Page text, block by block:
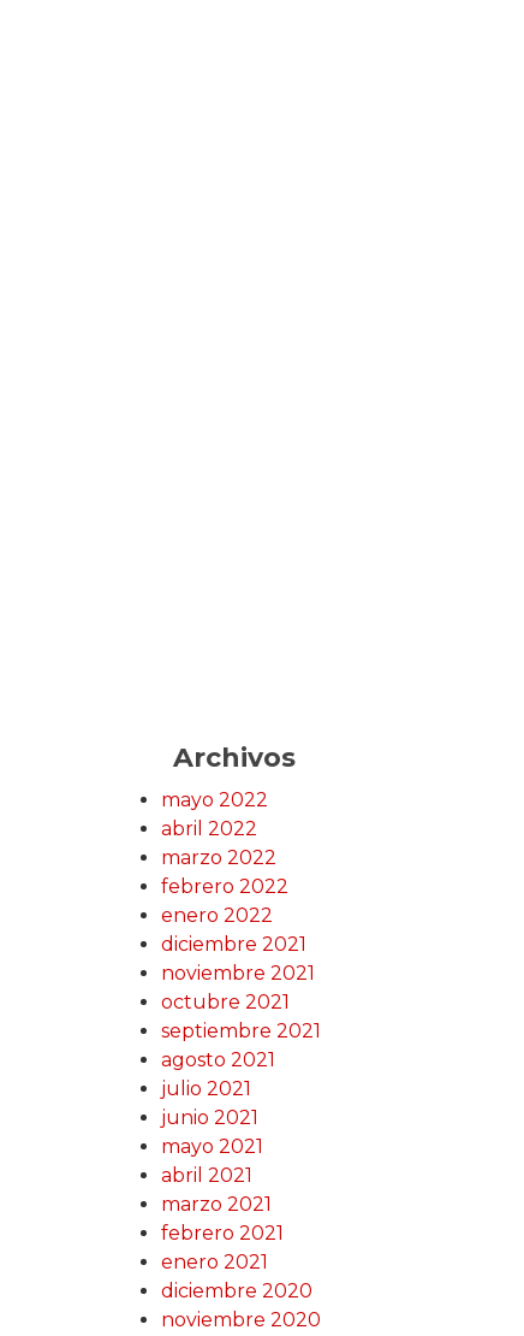
Archivos
mayo 2022
abril 2022
marzo 2022
febrero 2022
enero 2022
diciembre 2021
noviembre 2021
octubre 2021
septiembre 2021
agosto 2021
julio 2021
junio 2021
mayo 2021
abril 2021
marzo 2021
febrero 2021
enero 2021
diciembre 2020
noviembre 2020